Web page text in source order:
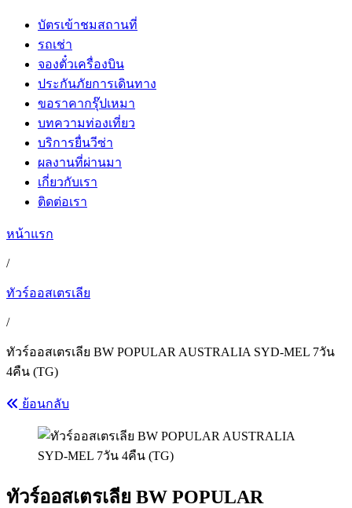
บัตรเข้าชมสถานที่
รถเช่า
จองตั๋วเครื่องบิน
ประกันภัยการเดินทาง
ขอราคากรุ๊ปเหมา
บทความท่องเที่ยว
บริการยื่นวีซ่า
ผลงานที่ผ่านมา
เกี่ยวกับเรา
ติดต่อเรา
หน้าแรก
/
ทัวร์ออสเตรเลีย
/
ทัวร์ออสเตรเลีย BW POPULAR AUSTRALIA SYD-MEL 7วัน
4คืน (TG)
ย้อนกลับ
ทัวร์ออสเตรเลีย BW POPULAR